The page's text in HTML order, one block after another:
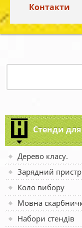
Контакти
Стенди
Дерево класу.
Зарядний
Коло вибору
Мовна
Набори стендів